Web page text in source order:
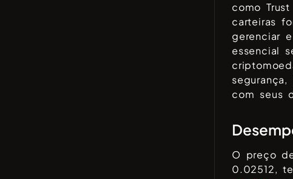
como
carteiras
gerenciar
essencial
com seus
O preço
0.02512,